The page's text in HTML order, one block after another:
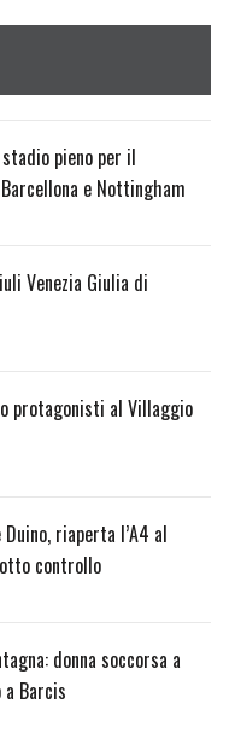
pieno per il
e Nottingham
Venezia Giulia di
protagonisti al Villaggio
riaperta l’A4 al
controllo
donna soccorsa a
a Barcis